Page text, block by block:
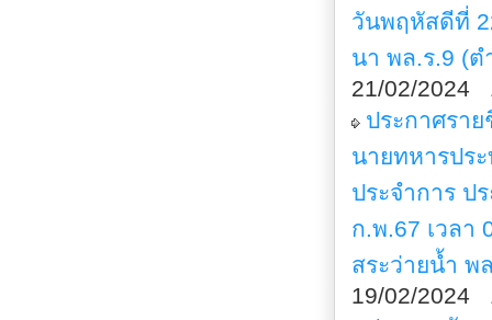
วันพฤหัสดีที่
นา พล.ร.9 (
21/02/2024
ประกาศรา
นายทหารปร
ประจำการ ป
ก.พ.67 เวลา
สระว่ายน้ำ พ
19/02/2024